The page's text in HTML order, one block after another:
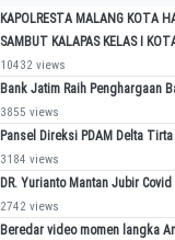
KAPOLRESTA MALANG KOTA
SAMBUT KALAPAS KELAS I
10432 views
Bank Jatim Raih Penghargaan
3855 views
Pansel Direksi PDAM Delta
3184 views
DR. Yurianto Mantan Jubir
2742 views
Beredar video momen langka